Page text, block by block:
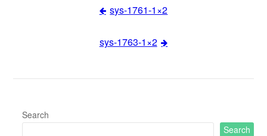
sys-1761-1×2
sys-1763-1×2
Search
Search